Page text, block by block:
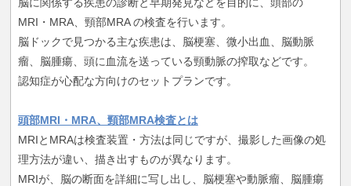
MRI・MRA、頸部MRA の検査を行います。
脳ドックで見つかる主な疾患は、脳梗塞、微小出血、脳動脈
瘤、脳腫瘍、頭に血流を送っている頸動脈の搾取などです。
認知症が心配な方向けのセットプランです。
頭部MRI・MRA、頸部MRA検査とは
MRIとMRAは検査装置・方法は同じですが、撮影した画像の処
理方法が違い、描き出すものが異なります。
MRIが、脳の断面を詳細に写し出し、脳梗塞や動脈瘤、脳腫瘍